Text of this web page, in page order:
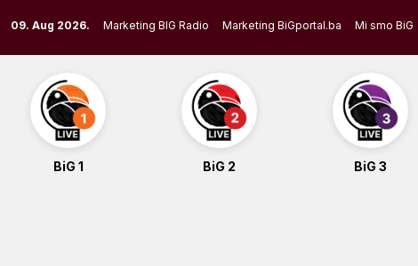
to
content
09. Aug 2026. Marketing BIG Radio Marketing BiGportal.ba Mi smo BiG
BiG 1 BiG 2 BiG 3